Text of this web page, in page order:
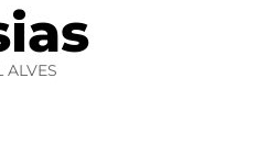
ALVES